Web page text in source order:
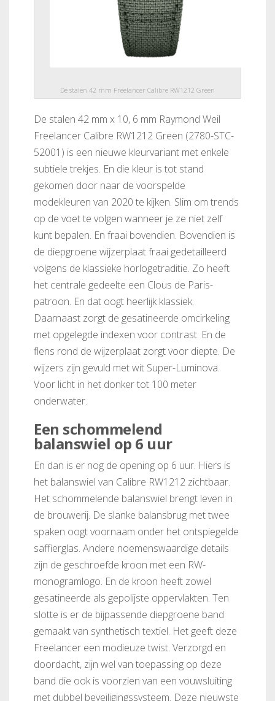
De stalen 42 mm Freelancer Calibre RW1212 Green
De stalen 42 mm x 10, 6 mm Raymond Weil
Freelancer Calibre RW1212 Green (2780-STC-
52001) is een nieuwe kleurvariant met enkele
subtiele trekjes. En die kleur is tot stand
gekomen door naar de voorspelde
modekleuren van 2020 te kijken. Slim om trends
op de voet te volgen wanneer je ze niet zelf
kunt bepalen. En fraai bovendien. Bovendien is
de diepgroene wijzerplaat fraai gedetailleerd
volgens de klassieke horlogetraditie. Zo heeft
het centrale gedeelte een Clous de Paris-
patroon. En dat oogt heerlijk klassiek.
Daarnaast zorgt de gesatineerde omcirkeling
met opgelegde indexen voor contrast. En de
flens rond de wijzerplaat zorgt voor diepte. De
wijzers zijn gevuld met wit Super-Luminova.
Voor licht in het donker tot 100 meter
onderwater.
Een schommelend
balanswiel op 6 uur
En dan is er nog de opening op 6 uur. Hiers is
het balanswiel van Calibre RW1212 zichtbaar.
Het schommelende balanswiel brengt leven in
de brouwerij. De slanke balansbrug met twee
spaken oogt voornaam onder het ontspiegelde
saffierglas. Andere noemenswaardige details
zijn de geschroefde kroon met een RW-
monogramlogo. En de kroon heeft zowel
gesatineerde als gepolijste oppervlakten. Ten
slotte is er de bijpassende diepgroene band
gemaakt van synthetisch textiel. Het geeft deze
Freelancer een modieuze twist. Verzorgd en
doordacht, zijn wel van toepassing op deze
band die ook is voorzien van een vouwsluiting
met dubbel beveiligingssysteem. Deze nieuwste